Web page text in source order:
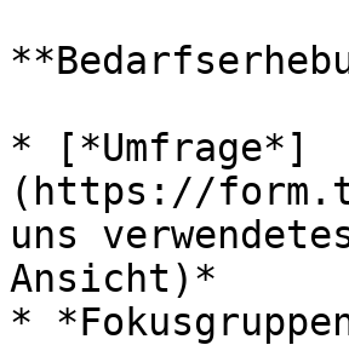
* [*Umfrage*]
(https://
uns
Ansicht)*
*